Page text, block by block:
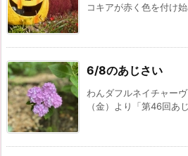
コキアが赤く色を付け
6/8のあじさい
わんダフルネイチャー
（金）より「第46回あ